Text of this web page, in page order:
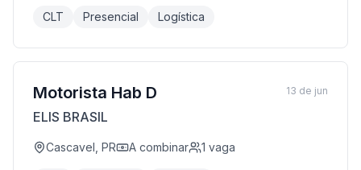
CLT Presencial Logística
Motorista Hab D
ELIS BRASIL
Cascavel, PR A combinar 1 vaga
13 de jun